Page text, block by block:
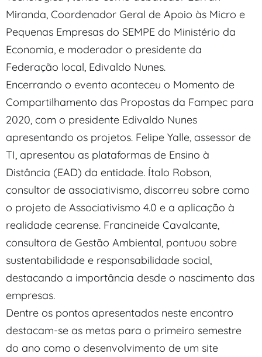
Miranda, Coordenador Geral de Apoio às Micro e
Pequenas Empresas do SEMPE do Ministério da
Economia, e moderador o presidente da
Federação local, Edivaldo Nunes.
Encerrando o evento aconteceu o Momento de
Compartilhamento das Propostas da Fampec para
2020, com o presidente Edivaldo Nunes
apresentando os projetos. Felipe Yalle, assessor de
TI, apresentou as plataformas de Ensino à
Distância (EAD) da entidade. Ítalo Robson,
consultor de associativismo, discorreu sobre como
o projeto de Associativismo 4.0 e a aplicação à
realidade cearense. Francineide Cavalcante,
consultora de Gestão Ambiental, pontuou sobre
sustentabilidade e responsabilidade social,
destacando a importância desde o nascimento das
empresas.
Dentre os pontos apresentados neste encontro
destacam-se as metas para o primeiro semestre
do ano como o desenvolvimento de um site